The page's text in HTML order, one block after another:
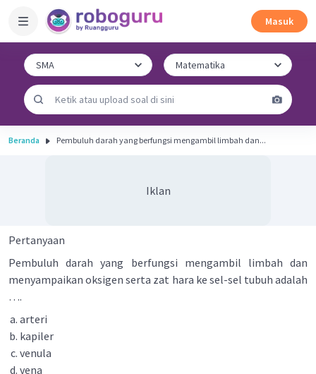
Masuk
Beranda Pembuluh darah yang berfungsi mengambil limbah dan...
Iklan
Pertanyaan
Pembuluh darah yang berfungsi mengambil limbah dan
menyampaikan oksigen serta zat hara ke sel-sel tubuh adalah
….
arteri
kapiler
venula
vena